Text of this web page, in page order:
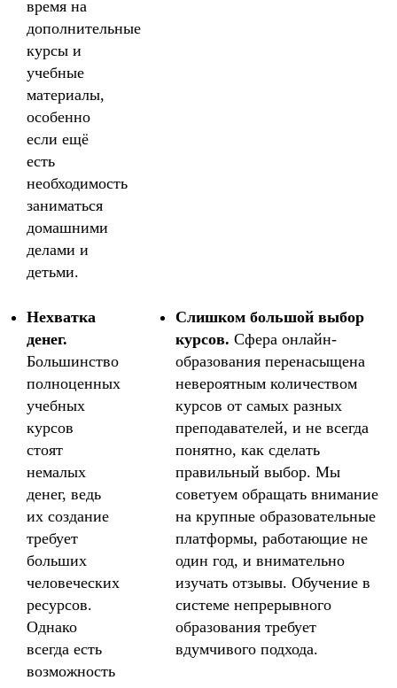
время на
дополнительные
курсы и
учебные
материалы,
особенно
если ещё
есть
необходимость
заниматься
домашними
делами и
детьми.
Нехватка
денег.
Большинство
полноценных
учебных
курсов
стоят
немалых
денег, ведь
их создание
требует
больших
человеческих
ресурсов.
Однако
всегда есть
возможность
Слишком большой выбор
курсов. Сфера онлайн-
образования перенасыщена
невероятным количеством
курсов от самых разных
преподавателей, и не всегда
понятно, как сделать
правильный выбор. Мы
советуем обращать внимание
на крупные образовательные
платформы, работающие не
один год, и внимательно
изучать отзывы. Обучение в
системе непрерывного
образования требует
вдумчивого подхода.